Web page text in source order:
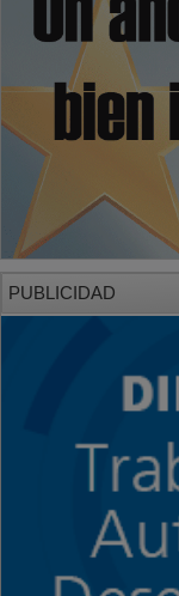
PUBLICIDAD